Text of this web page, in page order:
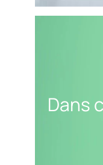
Dans